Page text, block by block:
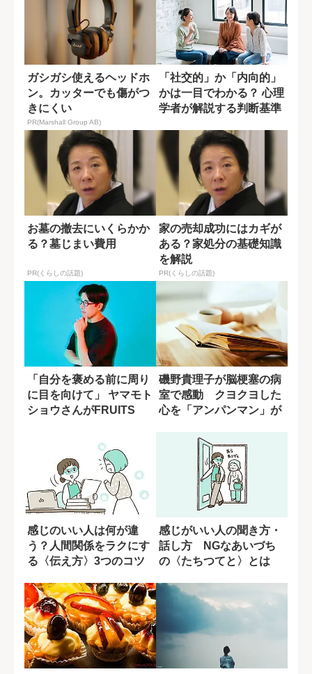
ガシガシ使えるヘッドホ
ン。カッターでも傷がつ
きにくい
PR(Marshall Group AB)
「社交的」か「内向的」
かは一目でわかる？ 心理
学者が解説する判断基準
お墓の撤去にいくらかか
る？墓じまい費用
PR(くらしの話題)
家の売却成功にはカギが
ある？家処分の基礎知識
を解説
PR(くらしの話題)
「自分を褒める前に周り
に目を向けて」 ヤマモト
ショウさんがFRUITS
磯野貴理子が脳梗塞の病
室で感動 クヨクヨした
心を「アンパンマン」が
感じのいい人は何が違
う？人間関係をラクにす
る〈伝え方〉3つのコツ
感じがいい人の聞き方・
話し方 NGなあいづち
の〈たちつてと〉とは